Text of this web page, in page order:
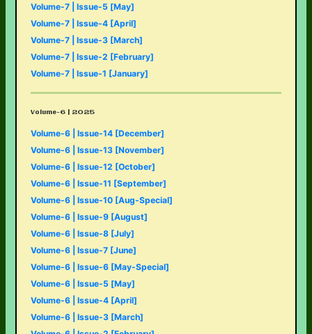
Volume-7 | Issue-5 [May]
Volume-7 | Issue-4 [April]
Volume-7 | Issue-3 [March]
Volume-7 | Issue-2 [February]
Volume-7 | Issue-1 [January]
Volume-6 | 2025
Volume-6 | Issue-14 [December]
Volume-6 | Issue-13 [November]
Volume-6 | Issue-12 [October]
Volume-6 | Issue-11 [September]
Volume-6 | Issue-10 [Aug-Special]
Volume-6 | Issue-9 [August]
Volume-6 | Issue-8 [July]
Volume-6 | Issue-7 [June]
Volume-6 | Issue-6 [May-Special]
Volume-6 | Issue-5 [May]
Volume-6 | Issue-4 [April]
Volume-6 | Issue-3 [March]